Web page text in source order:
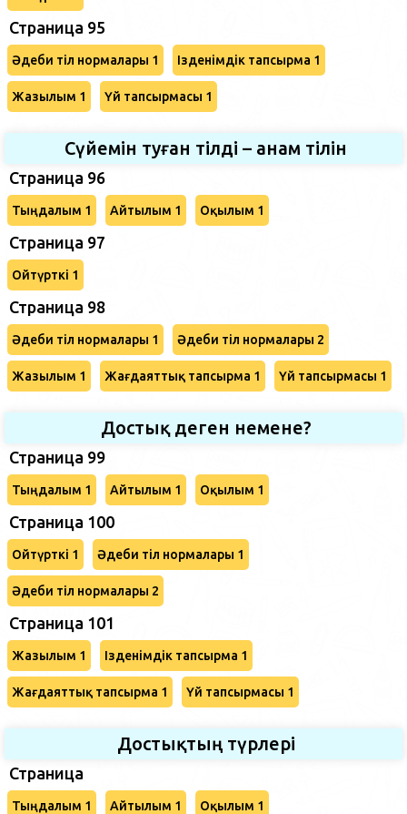
Страница 95
Әдеби тіл нормалары 1 Ізденімдік тапсырма 1
Жазылым 1 Үй тапсырмасы 1
Сүйемін туған тілді – анам тілін
Страница 96
Тыңдалым 1 Айтылым 1 Оқылым 1
Страница 97
Ойтүрткі 1
Страница 98
Әдеби тіл нормалары 1 Әдеби тіл нормалары 2
Жазылым 1 Жағдаяттық тапсырма 1 Үй тапсырмасы 1
Достық деген немене?
Страница 99
Тыңдалым 1 Айтылым 1 Оқылым 1
Страница 100
Ойтүрткі 1 Әдеби тіл нормалары 1
Әдеби тіл нормалары 2
Страница 101
Жазылым 1 Ізденімдік тапсырма 1
Жағдаяттық тапсырма 1 Үй тапсырмасы 1
Достықтың түрлері
Страница
Тыңдалым 1 Айтылым 1 Оқылым 1